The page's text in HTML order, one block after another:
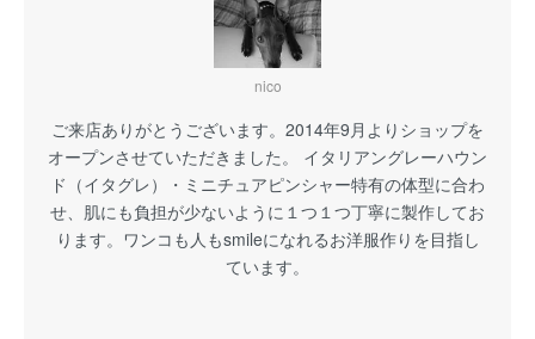
nico
ご来店ありがとうございます。2014年9月よりショップを
オープンさせていただきました。 イタリアングレーハウン
ド（イタグレ）・ミニチュアピンシャー特有の体型に合わ
せ、肌にも負担が少ないように１つ１つ丁寧に製作してお
ります。ワンコも人もsmileになれるお洋服作りを目指し
ています。